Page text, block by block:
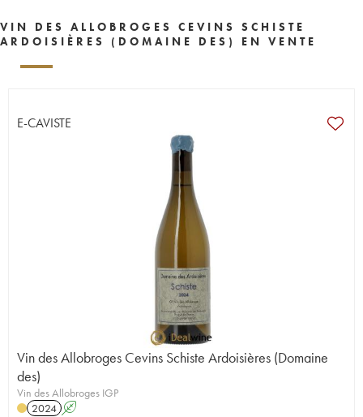
VIN DES ALLOBROGES CEVINS SCHISTE
ARDOISIÈRES (DOMAINE DES) EN VENTE
E-CAVISTE
Vin des Allobroges Cevins Schiste Ardoisières (Domaine
des)
Vin des Allobroges IGP
2024 A